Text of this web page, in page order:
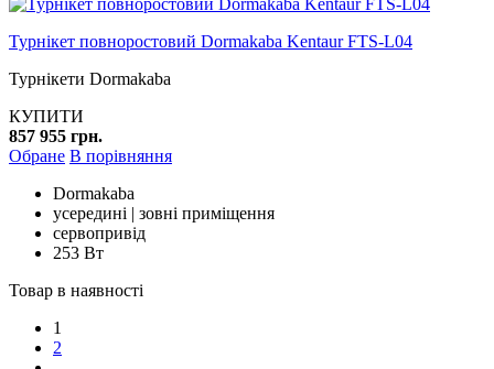
Турнікет повноростовий Dormakaba Kentaur FTS-L04
Турнікети Dormakaba
КУПИТИ
857 955 грн.
Обране В порівняння
Dormakaba
усередині | зовні приміщення
сервопривід
253 Вт
Товар в наявності
1
2